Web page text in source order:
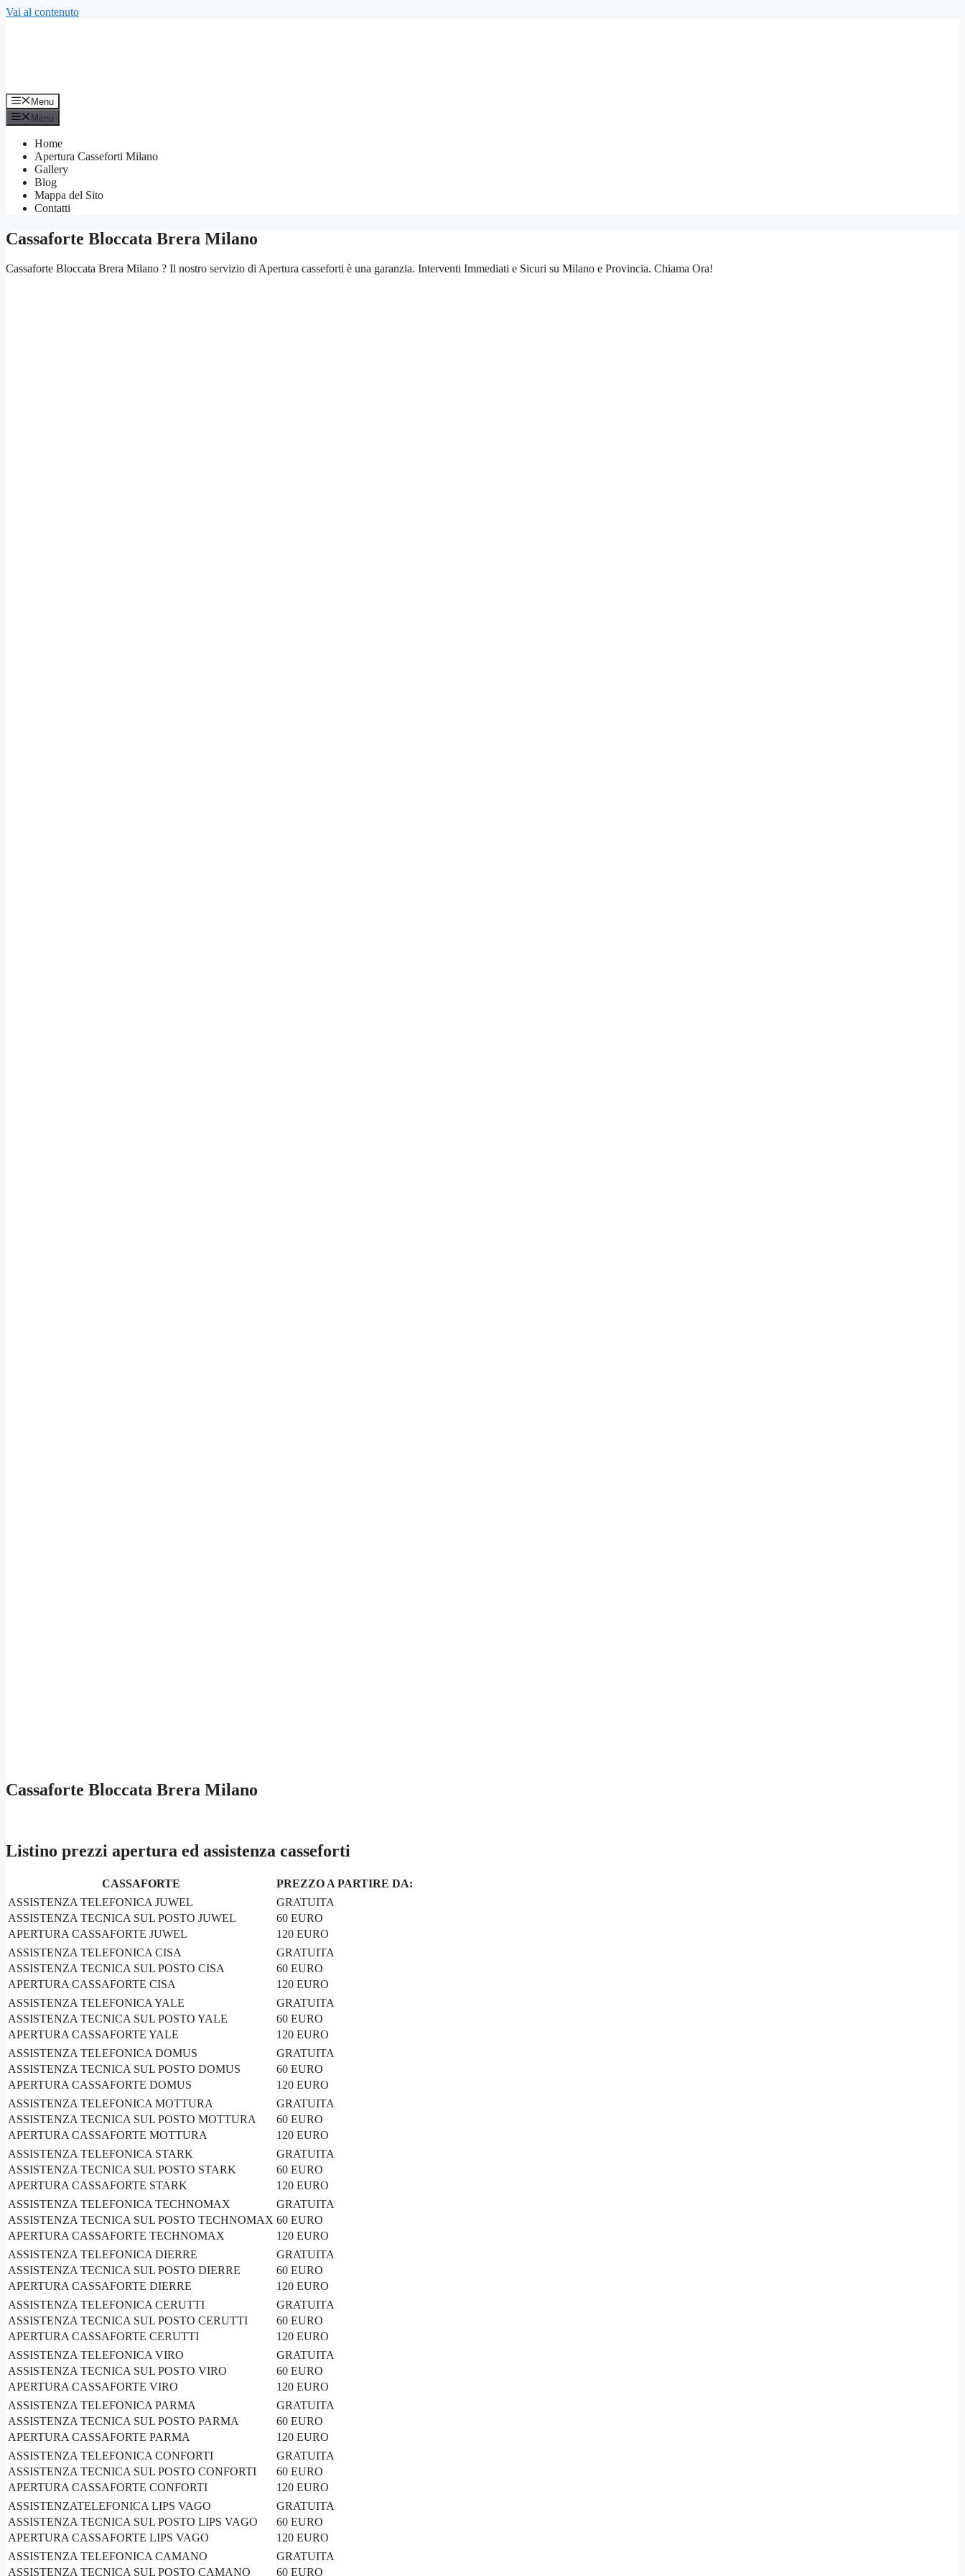
Vai al contenuto
Menu
Menu
Home
Apertura Casseforti Milano
Gallery
Blog
Mappa del Sito
Contatti
Cassaforte Bloccata Brera Milano
Cassaforte Bloccata Brera Milano ? Il nostro servizio di Apertura casseforti è una garanzia. Interventi Immediati e Sicuri su Milano e Provincia. Chiama Ora!
Cassaforte Bloccata Brera Milano
Listino prezzi apertura ed assistenza casseforti
CASSAFORTE
PREZZO A PARTIRE DA:
ASSISTENZA TELEFONICA JUWEL
GRATUITA
ASSISTENZA TECNICA SUL POSTO JUWEL
60 EURO
APERTURA CASSAFORTE JUWEL
120 EURO
ASSISTENZA TELEFONICA CISA
GRATUITA
ASSISTENZA TECNICA SUL POSTO CISA
60 EURO
APERTURA CASSAFORTE CISA
120 EURO
ASSISTENZA TELEFONICA YALE
GRATUITA
ASSISTENZA TECNICA SUL POSTO YALE
60 EURO
APERTURA CASSAFORTE YALE
120 EURO
ASSISTENZA TELEFONICA DOMUS
GRATUITA
ASSISTENZA TECNICA SUL POSTO DOMUS
60 EURO
APERTURA CASSAFORTE DOMUS
120 EURO
ASSISTENZA TELEFONICA MOTTURA
GRATUITA
ASSISTENZA TECNICA SUL POSTO MOTTURA
60 EURO
APERTURA CASSAFORTE MOTTURA
120 EURO
ASSISTENZA TELEFONICA STARK
GRATUITA
ASSISTENZA TECNICA SUL POSTO STARK
60 EURO
APERTURA CASSAFORTE STARK
120 EURO
ASSISTENZA TELEFONICA TECHNOMAX
GRATUITA
ASSISTENZA TECNICA SUL POSTO TECHNOMAX 60 EURO
APERTURA CASSAFORTE TECHNOMAX
120 EURO
ASSISTENZA TELEFONICA DIERRE
GRATUITA
ASSISTENZA TECNICA SUL POSTO DIERRE
60 EURO
APERTURA CASSAFORTE DIERRE
120 EURO
ASSISTENZA TELEFONICA CERUTTI
GRATUITA
ASSISTENZA TECNICA SUL POSTO CERUTTI
60 EURO
APERTURA CASSAFORTE CERUTTI
120 EURO
ASSISTENZA TELEFONICA VIRO
GRATUITA
ASSISTENZA TECNICA SUL POSTO VIRO
60 EURO
APERTURA CASSAFORTE VIRO
120 EURO
ASSISTENZA TELEFONICA PARMA
GRATUITA
ASSISTENZA TECNICA SUL POSTO PARMA
60 EURO
APERTURA CASSAFORTE PARMA
120 EURO
ASSISTENZA TELEFONICA CONFORTI
GRATUITA
ASSISTENZA TECNICA SUL POSTO CONFORTI
60 EURO
APERTURA CASSAFORTE CONFORTI
120 EURO
ASSISTENZATELEFONICA LIPS VAGO
GRATUITA
ASSISTENZA TECNICA SUL POSTO LIPS VAGO
60 EURO
APERTURA CASSAFORTE LIPS VAGO
120 EURO
ASSISTENZA TELEFONICA CAMANO
GRATUITA
ASSISTENZA TECNICA SUL POSTO CAMANO
60 EURO